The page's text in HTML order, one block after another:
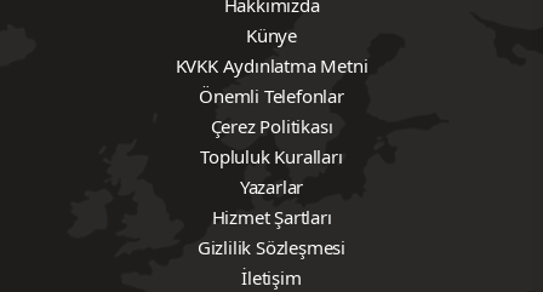
Hakkımızda
Künye
KVKK Aydınlatma Metni
Önemli Telefonlar
Çerez Politikası
Topluluk Kuralları
Yazarlar
Hizmet Şartları
Gizlilik Sözleşmesi
İletişim